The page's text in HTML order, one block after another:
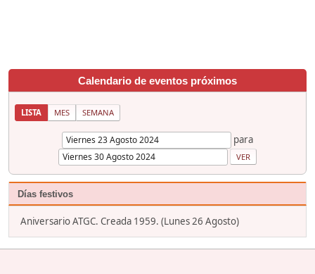
Calendario de eventos próximos
LISTA MES SEMANA
para
Días festivos
Aniversario ATGC. Creada 1959. (Lunes 26 Agosto)